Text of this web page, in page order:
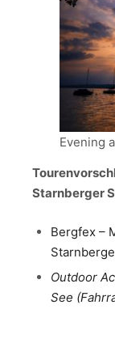
Evening
Starnberger
Bergfex –
Outdoor
See